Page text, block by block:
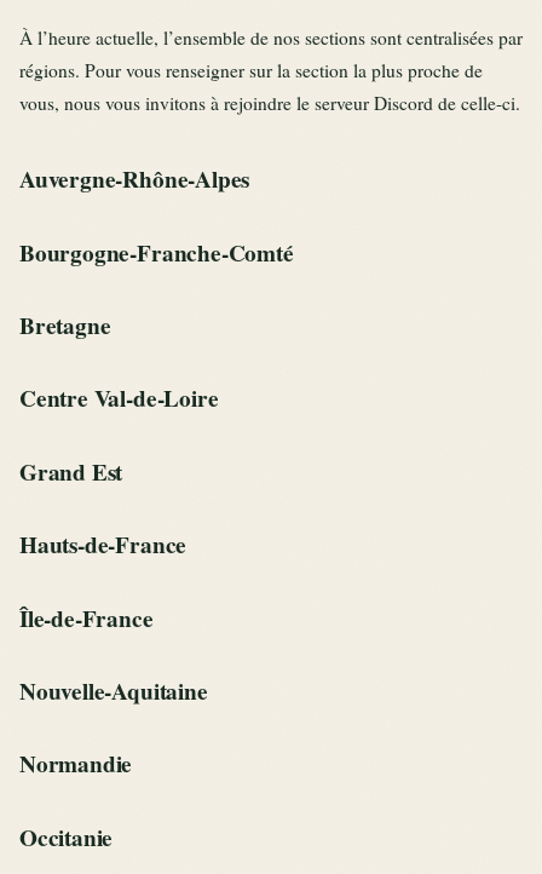
À l’heure actuelle, l’ensemble de nos sections sont centralisées par
régions. Pour vous renseigner sur la section la plus proche de
vous, nous vous invitons à rejoindre le serveur Discord de celle-ci.
Auvergne-Rhône-Alpes
Bourgogne-Franche-Comté
Bretagne
Centre Val-de-Loire
Grand Est
Hauts-de-France
Île-de-France
Nouvelle-Aquitaine
Normandie
Occitanie